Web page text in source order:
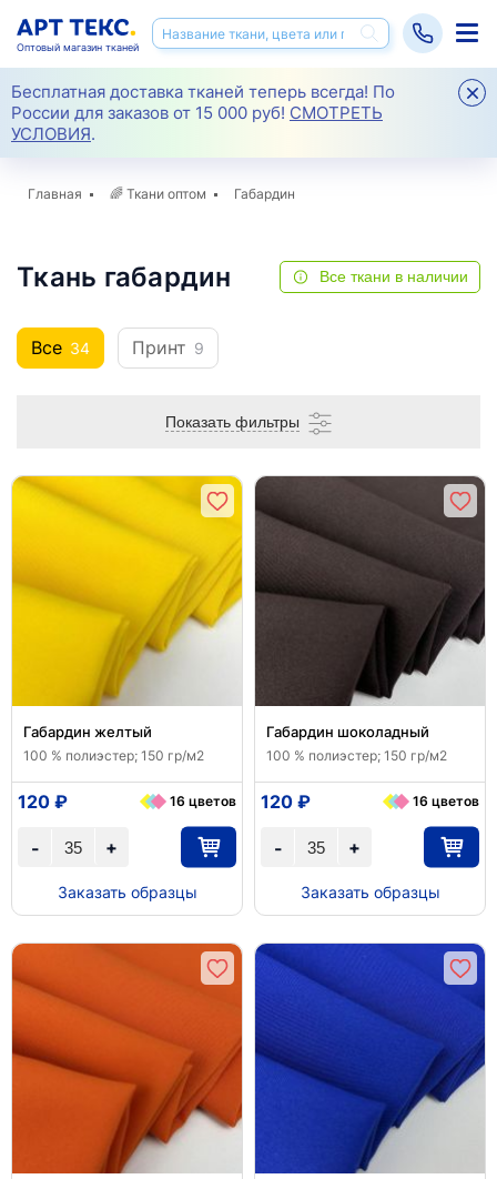
Бесплатная доставка тканей теперь всегда! По
России для заказов от 15 000 руб! СМОТРЕТЬ
УСЛОВИЯ.
Оптовый магазин тканей
Главная 🌈 Ткани оптом Габардин
Ткань габардин Все ткани в наличии
Все 34 Принт 9
Показать фильтры
Габардин желтый
100 % полиэстер; 150 гр/м2
+
-
120 ₽ 16 цветов
Заказать образцы
Габардин шоколадный
100 % полиэстер; 150 гр/м2
+
-
120 ₽ 16 цветов
Заказать образцы